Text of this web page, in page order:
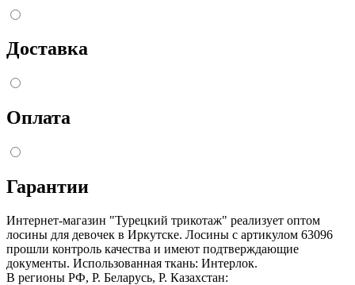
Доставка
Оплата
Гарантии
Интернет-магазин "Турецкий трикотаж" реализует оптом
лосины для девочек в Иркутске. Лосины с артикулом 63096
прошли контроль качества и имеют подтверждающие
документы. Использованная ткань: Интерлок.
В регионы РФ, Р. Беларусь, Р. Казахстан: